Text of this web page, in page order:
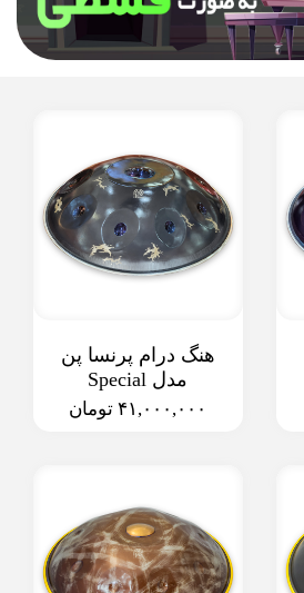
هنگ درام پرنسا پن
مدل Special
۴۱,۰۰۰,۰۰۰ تومان